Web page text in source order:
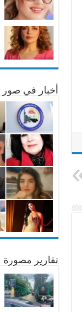
أخبار في صور
تقارير مصورة